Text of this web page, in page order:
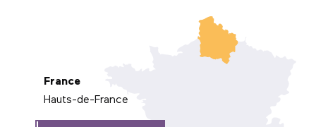
France
Hauts-de-France